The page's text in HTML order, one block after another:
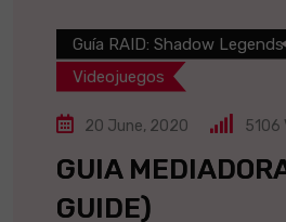
Guía RAID: Shadow Legends
Videojuegos
20 June, 2020 5106
GUIA
GUIDE)